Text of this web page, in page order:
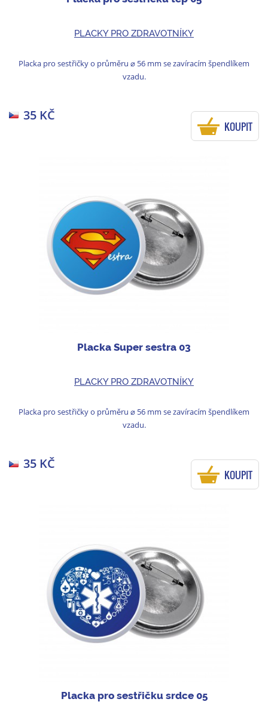
PLACKY PRO ZDRAVOTNÍKY
Placka pro sestřičky o průměru ⌀ 56 mm se zavíracím špendlíkem
vzadu.
35 KČ
KOUPIT
Placka Super sestra 03
PLACKY PRO ZDRAVOTNÍKY
Placka pro sestřičky o průměru ⌀ 56 mm se zavíracím špendlíkem
vzadu.
35 KČ
KOUPIT
Placka pro sestřičku srdce 05